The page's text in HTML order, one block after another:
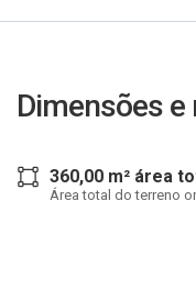
Dimensões
360,00 m² área
Área total do terreno